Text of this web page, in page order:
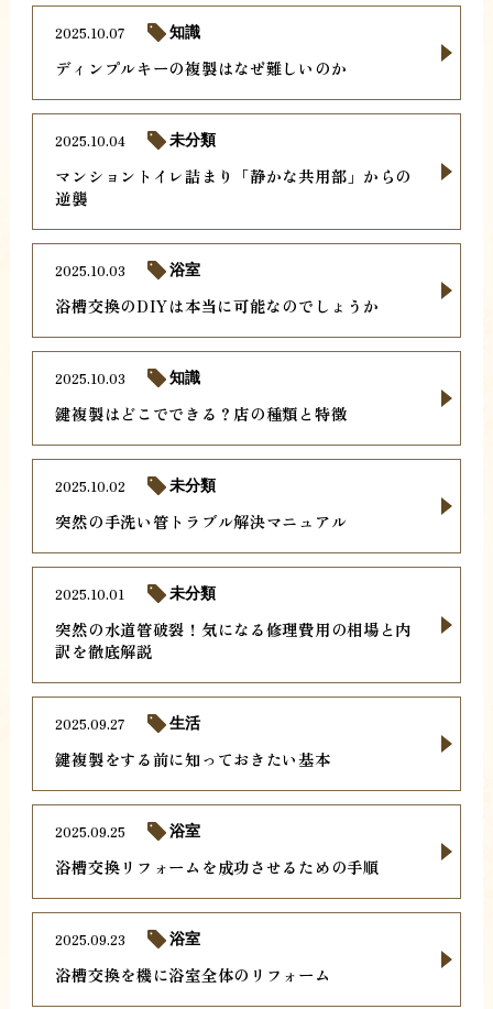
ディンプルキーの複製はなぜ難しいのか
2025.10.07 知識
マンショントイレ詰まり「静かな共用部」からの
逆襲
2025.10.04 未分類
浴槽交換のDIYは本当に可能なのでしょうか
2025.10.03 浴室
鍵複製はどこでできる？店の種類と特徴
2025.10.03 知識
突然の手洗い管トラブル解決マニュアル
2025.10.02 未分類
突然の水道管破裂！気になる修理費用の相場と内
訳を徹底解説
2025.10.01 未分類
鍵複製をする前に知っておきたい基本
2025.09.27 生活
浴槽交換リフォームを成功させるための手順
2025.09.25 浴室
浴槽交換を機に浴室全体のリフォーム
2025.09.23 浴室